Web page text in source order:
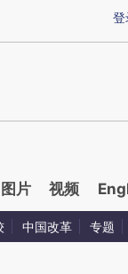
总结而成，可能与原
登
图片 视频
中国改革 专题